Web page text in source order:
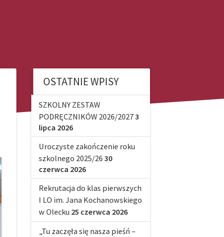
OSTATNIE WPISY
SZKOLNY ZESTAW
PODRĘCZNIKÓW 2026/20273
lipca 2026
Uroczyste zakończenie roku
szkolnego 2025/26 30
czerwca 2026
Rekrutacja do klas pierwszych
I LO im. Jana Kochanowskiego
w Olecku 25 czerwca 2026
„Tu zaczęła się nasza pieśń –